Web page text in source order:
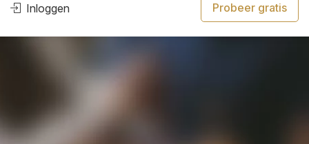
Inloggen Probeer gratis